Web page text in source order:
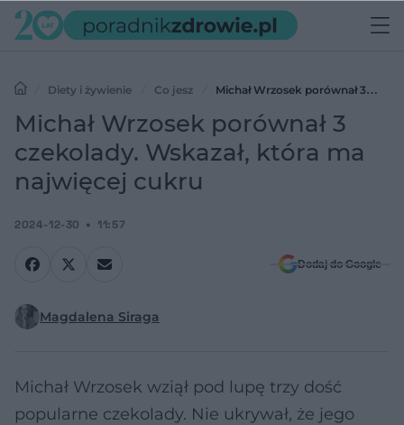
Diety i żywienie Co jesz
Michał Wrzosek porównał 3
czekolady. Wskazał, która ma najwięcej cukru
Michał Wrzosek porównał 3
czekolady. Wskazał, która ma
najwięcej cukru
2024-12-30 11:57
Dodaj do Google
Magdalena Siraga
Michał Wrzosek wziął pod lupę trzy dość
popularne czekolady. Nie ukrywał, że jego